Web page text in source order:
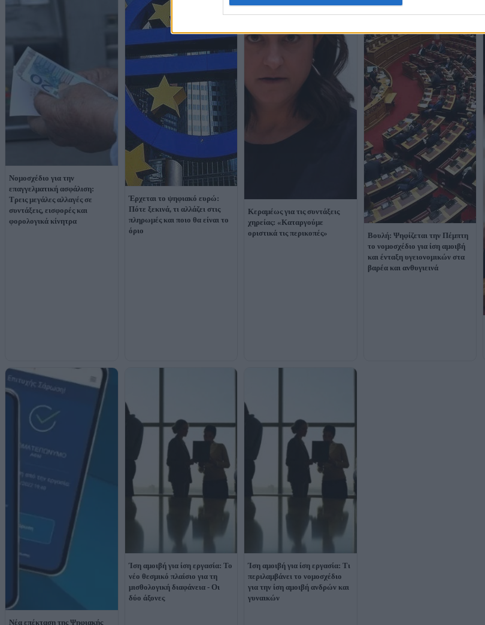
Νομοσχέδιο για την
επαγγελματική ασφάλιση:
Τρεις μεγάλες αλλαγές σε
συντάξεις, εισφορές και
φορολογικά κίνητρα
Έρχεται το ψηφιακό ευρώ:
Πότε ξεκινά, τι αλλάζει στις
πληρωμές και ποιο θα είναι το
όριο
Κεραμέως για τις συντάξεις
χηρείας: «Καταργούμε
οριστικά τις περικοπές»
Βουλή: Ψηφίζεται την Πέμπτη
το νομοσχέδιο για ίση αμοιβή
και ένταξη υγειονομικών στα
βαρέα και ανθυγιεινά
Νέα επέκταση της Ψηφιακής
Ίση αμοιβή για ίση εργασία: Το
νέο θεσμικό πλαίσιο για τη
μισθολογική διαφάνεια - Οι
δύο άξονες
Ίση αμοιβή για ίση εργασία: Τι
περιλαμβάνει το νομοσχέδιο
για την ίση αμοιβή ανδρών και
γυναικών